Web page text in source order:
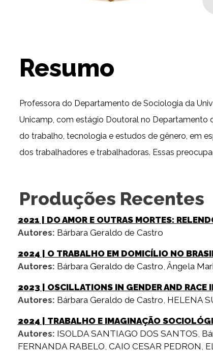
Resumo
Professora do Departamento de Sociologia da
Unicamp, com estágio Doutoral no Departamento
do trabalho, tecnologia e estudos de gênero, em
dos trabalhadores e trabalhadoras. Essas
Produções Recentes
2021 | DO AMOR E OUTRAS MORTES:
Autores: Bárbara Geraldo de Castro
2024 | O TRABALHO EM DOMICÍLIO NO
Autores: Bárbara Geraldo de Castro, Ângela
2023 | OSCILLATIONS IN GENDER AND
Autores: Bárbara Geraldo de Castro, HELENA
2024 | TRABALHO E IMAGINAÇÃO
Autores: ISOLDA SANTIAGO DOS SANTOS,
FERNANDA RABELO, CAIO CESAR PEDRON,